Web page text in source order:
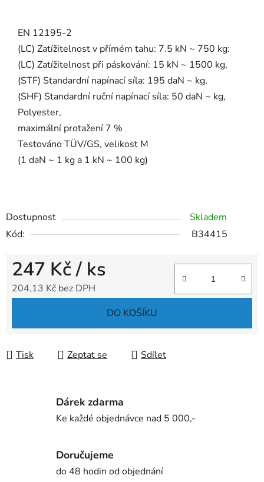
EN 12195-2
(LC) Zatížitelnost v přímém tahu: 7.5 kN ~ 750 kg:
(LC) Zatížitelnost při páskování: 15 kN ~ 1500 kg,
(STF) Standardní napínací síla: 195 daN ~ kg,
(SHF) Standardní ruční napínací síla: 50 daN ~ kg,
Polyester,
maximální protažení 7 %
Testováno TÜV/GS, velikost M
(1 daN ~ 1 kg a 1 kN ~ 100 kg)
Dostupnost
Skladem
Kód:
B34415
247 Kč/ ks
204,13 Kč bez DPH
DO KOŠÍKU
Tisk Zeptat se Sdílet
Dárek zdarma
Ke každé objednávce nad 5 000,-
Doručujeme
do 48 hodin od objednání